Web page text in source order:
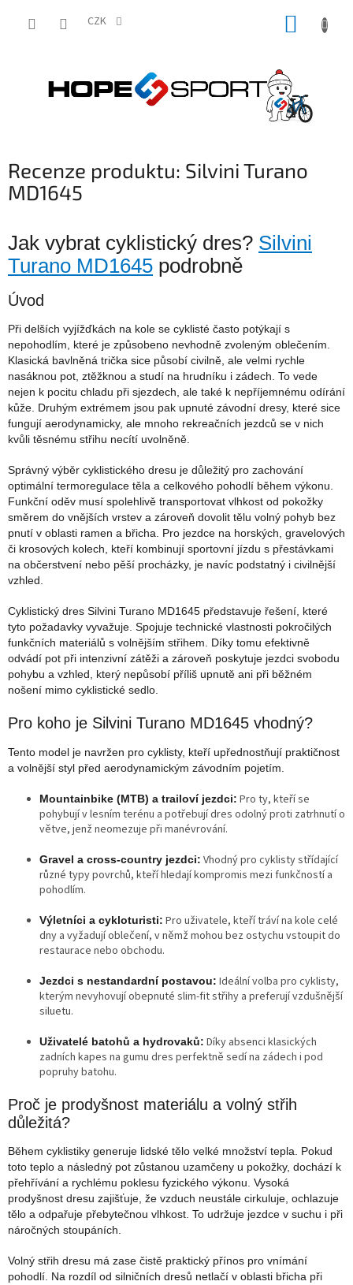
CZK
Recenze produktu: Silvini Turano
MD1645
Jak vybrat cyklistický dres? Silvini
Turano MD1645 podrobně
Úvod
Při delších vyjížďkách na kole se cyklisté často potýkají s
nepohodlím, které je způsobeno nevhodně zvoleným oblečením.
Klasická bavlněná trička sice působí civilně, ale velmi rychle
nasáknou pot, ztěžknou a studí na hrudníku i zádech. To vede
nejen k pocitu chladu při sjezdech, ale také k nepříjemnému odírání
kůže. Druhým extrémem jsou pak upnuté závodní dresy, které sice
fungují aerodynamicky, ale mnoho rekreačních jezdců se v nich
kvůli těsnému střihu necítí uvolněně.
Správný výběr cyklistického dresu je důležitý pro zachování
optimální termoregulace těla a celkového pohodlí během výkonu.
Funkční oděv musí spolehlivě transportovat vlhkost od pokožky
směrem do vnějších vrstev a zároveň dovolit tělu volný pohyb bez
pnutí v oblasti ramen a břicha. Pro jezdce na horských, gravelových
či krosových kolech, kteří kombinují sportovní jízdu s přestávkami
na občerstvení nebo pěší procházky, je navíc podstatný i civilnější
vzhled.
Cyklistický dres Silvini Turano MD1645 představuje řešení, které
tyto požadavky vyvažuje. Spojuje technické vlastnosti pokročilých
funkčních materiálů s volnějším střihem. Díky tomu efektivně
odvádí pot při intenzivní zátěži a zároveň poskytuje jezdci svobodu
pohybu a vzhled, který nepůsobí příliš upnutě ani při běžném
nošení mimo cyklistické sedlo.
Pro koho je Silvini Turano MD1645 vhodný?
Tento model je navržen pro cyklisty, kteří upřednostňují praktičnost
a volnější styl před aerodynamickým závodním pojetím.
Mountainbike (MTB) a trailoví jezdci: Pro ty, kteří se
pohybují v lesním terénu a potřebují dres odolný proti zatrhnutí o
větve, jenž neomezuje při manévrování.
Gravel a cross-country jezdci: Vhodný pro cyklisty střídající
různé typy povrchů, kteří hledají kompromis mezi funkčností a
pohodlím.
Výletníci a cykloturisti: Pro uživatele, kteří tráví na kole celé
dny a vyžadují oblečení, v němž mohou bez ostychu vstoupit do
restaurace nebo obchodu.
Jezdci s nestandardní postavou: Ideální volba pro cyklisty,
kterým nevyhovují obepnuté slim-fit střihy a preferují vzdušnější
siluetu.
Uživatelé batohů a hydrovaků: Díky absenci klasických
zadních kapes na gumu dres perfektně sedí na zádech i pod
popruhy batohu.
Proč je prodyšnost materiálu a volný střih
důležitá?
Během cyklistiky generuje lidské tělo velké množství tepla. Pokud
toto teplo a následný pot zůstanou uzamčeny u pokožky, dochází k
přehřívání a rychlému poklesu fyzického výkonu. Vysoká
prodyšnost dresu zajišťuje, že vzduch neustále cirkuluje, ochlazuje
tělo a odpařuje přebytečnou vlhkost. To udržuje jezdce v suchu i při
náročných stoupáních.
Volný střih dresu má zase čistě praktický přínos pro vnímání
pohodlí. Na rozdíl od silničních dresů netlačí v oblasti břicha při